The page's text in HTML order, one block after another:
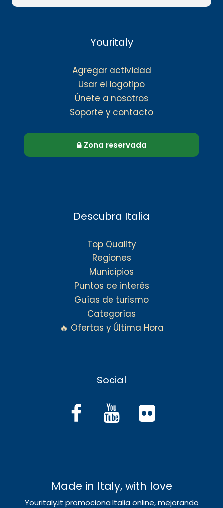
Youritaly
Agregar actividad
Usar el logotipo
Únete a nosotros
Soporte y contacto
Zona reservada
Descubra Italia
Top Quality
Regiones
Municipios
Puntos de interés
Guías de turismo
Categorías
🔥 Ofertas y Última Hora
Social
Made in Italy, with love
Youritaly.it promociona Italia online, mejorando